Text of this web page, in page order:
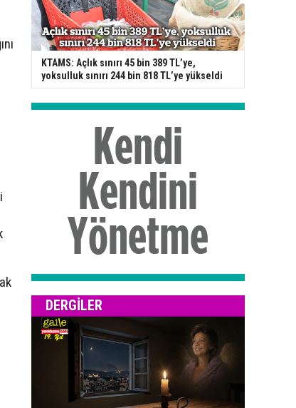
KTAMS: Açlık sınırı 45 bin 389 TL’ye,
yoksulluk sınırı 244 bin 818 TL’ye yükseldi
DERGILER